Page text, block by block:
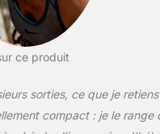
ce produit
sorties, ce que je retiens
compact : je le range